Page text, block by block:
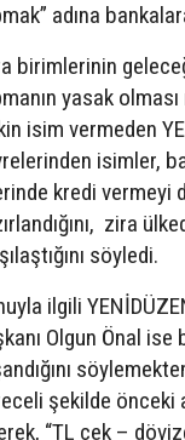
adına
birimlerinin
yasak
isim vermeden
isimler,
kredi vermeyi
zira
söyledi.
ilgili
Olgun Önal
şekilde önceki
“TL çek –